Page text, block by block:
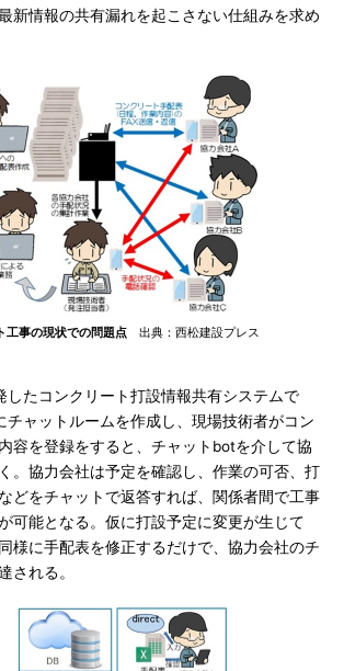
新情報の共有漏れを起こさない仕組みを求め
工事の現状での問題点 出典：西松建設プレス
たコンクリート打設情報共有システムで
チャットルームを作成し、現場技術者がコン
容を登録をすると、チャットbotを介して協
。協力会社は予定を確認し、作業の可否、打
どをチャットで返答すれば、関係者間で工事
可能となる。仮に打設予定に変更が生じて
様に手配表を修正するだけで、協力会社のチ
される。